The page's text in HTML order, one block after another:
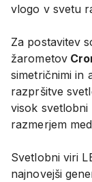
vlogo v svetu
Za postavitev
žarometov
simetričnimi in
razpršitve
visok
razmerjem
Svetlobni viri
najnovejši